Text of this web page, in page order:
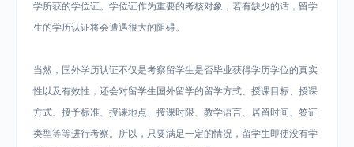
学所获的学位证。学位证作为重要的考核对象，若有缺少的话，留学
生的学历认证将会遭遇很大的阻碍。
当然，国外学历认证不仅是考察留学生是否毕业获得学历学位的真实
性以及有效性，还会对留学生国外留学的留学方式、授课目标、授课
方式、授予标准、授课地点、授课时限、教学语言、居留时间、签证
类型等等进行考察。所以，只要满足一定的情况，留学生即使没有学